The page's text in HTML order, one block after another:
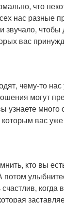
что
нас разные
звучало,
вас
чему-то нас
могут
много
вас
кто вы
когда